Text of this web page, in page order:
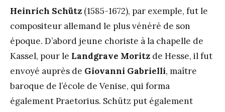
Heinrich Schütz (1585-1672), par exemple, fut le
compositeur allemand le plus vénéré de son
époque. D’abord jeune choriste à la chapelle de
Kassel, pour le Landgrave Moritz de Hesse, il fut
envoyé auprès de Giovanni Gabrielli, maître
baroque de l’école de Venise, qui forma
également Praetorius. Schütz put également